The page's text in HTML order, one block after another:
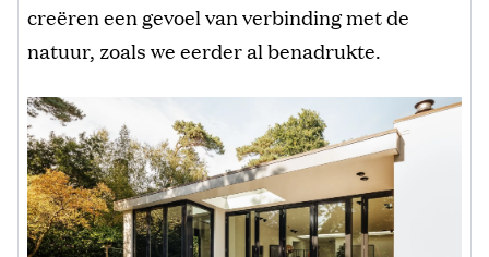
creëren een gevoel van verbinding met de
natuur, zoals we eerder al benadrukte.